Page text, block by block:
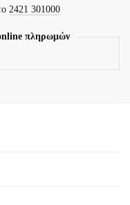
2421 301000
πληρωμών